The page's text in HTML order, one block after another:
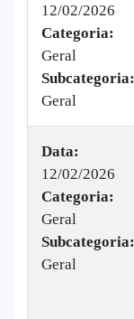
12/02/2026
Categoria:
Geral
Subcategoria:
Geral
Data:
12/02/2026
Categoria:
Geral
Subcategoria:
Geral